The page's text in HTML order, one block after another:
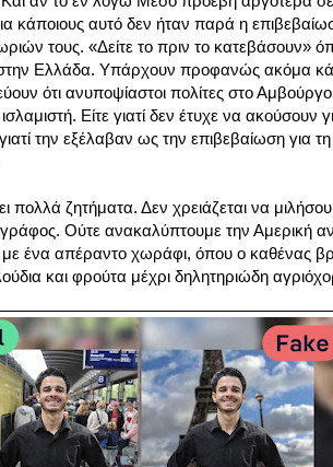
κάποιους αυτό δεν ήταν παρά η
τους. «Δείτε το πριν το κατεβάσουν»
στην Ελλάδα. Υπάρχουν προφανώς ακόμα
ότι ανυποψίαστοι πολίτες στο
Είτε γιατί δεν έτυχε να ακούσουν
την εξέλαβαν ως την επιβεβαίωση για
πολλά ζητήματα. Δεν χρειάζεται να
Ούτε ανακαλύπτουμε την Αμερική
με ένα απέραντο χωράφι, όπου ο καθένας
και φρούτα μέχρι δηλητηριώδη